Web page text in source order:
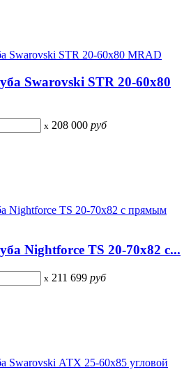
Swarovski STR 20-60x80
x 208 000 руб
Nightforce TS 20-70x82 с...
x 211 699 руб